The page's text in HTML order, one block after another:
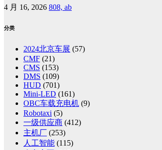
4 月 16, 2026 808, ab
分类
2024北京车展 (57)
CMF (21)
CMS (153)
DMS (109)
HUD (701)
Mini-LED (161)
OBC车载充电机 (9)
Robotaxi (5)
一级供应商 (412)
主机厂 (253)
人工智能 (115)